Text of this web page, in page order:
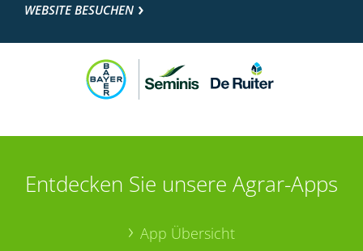
WEBSITE BESUCHEN
Entdecken Sie unsere Agrar-Apps
App Übersicht